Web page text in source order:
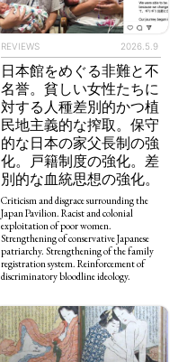
REVIEWS 2026.5.9
日本館をめぐる非難と不
名誉。貧しい女性たちに
対する人種差別的かつ植
民地主義的な搾取。保守
的な日本の家父長制の強
化。戸籍制度の強化。差
別的な血統思想の強化。
Criticism and disgrace surrounding the
Japan Pavilion. Racist and colonial
exploitation of poor women.
Strengthening of conservative Japanese
patriarchy. Strengthening of the family
registration system. Reinforcement of
discriminatory bloodline ideology.